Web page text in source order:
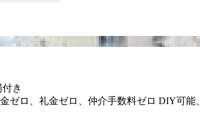
き
ロ、礼金ゼロ、仲介手数料ゼロ DIY可